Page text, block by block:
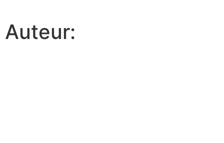
Auteur: